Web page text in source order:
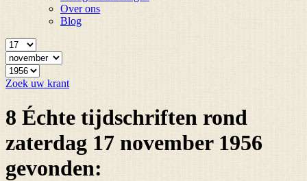
Over ons
Blog
Zoek uw krant
8 Échte tijdschriften rond
zaterdag 17 november 1956
gevonden: